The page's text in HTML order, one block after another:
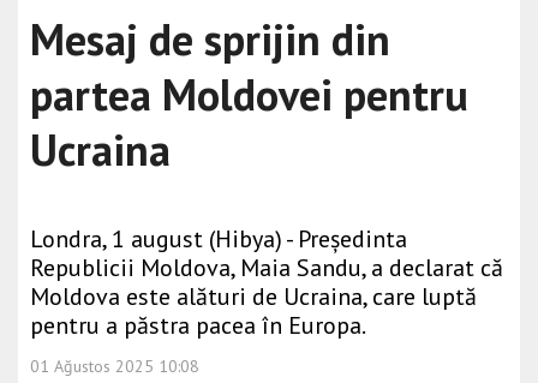
Mesaj de sprijin din
partea Moldovei pentru
Ucraina
Londra, 1 august (Hibya) - Președinta
Republicii Moldova, Maia Sandu, a declarat că
Moldova este alături de Ucraina, care luptă
pentru a păstra pacea în Europa.
01 Ağustos 2025 10:08